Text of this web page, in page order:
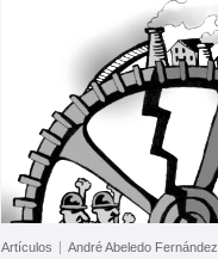
Artículos André Abeledo Fernández